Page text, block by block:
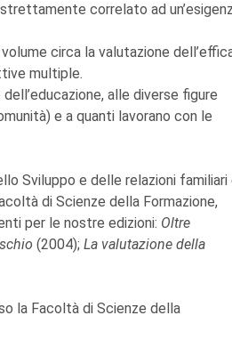
correlato ad
circa la valutazione
multiple.
alle diverse figure
e a quanti lavorano con le
Sviluppo e delle relazioni familiari
di Scienze della Formazione,
per le nostre edizioni: Oltre
(2004); La valutazione della
la Facoltà di Scienze della